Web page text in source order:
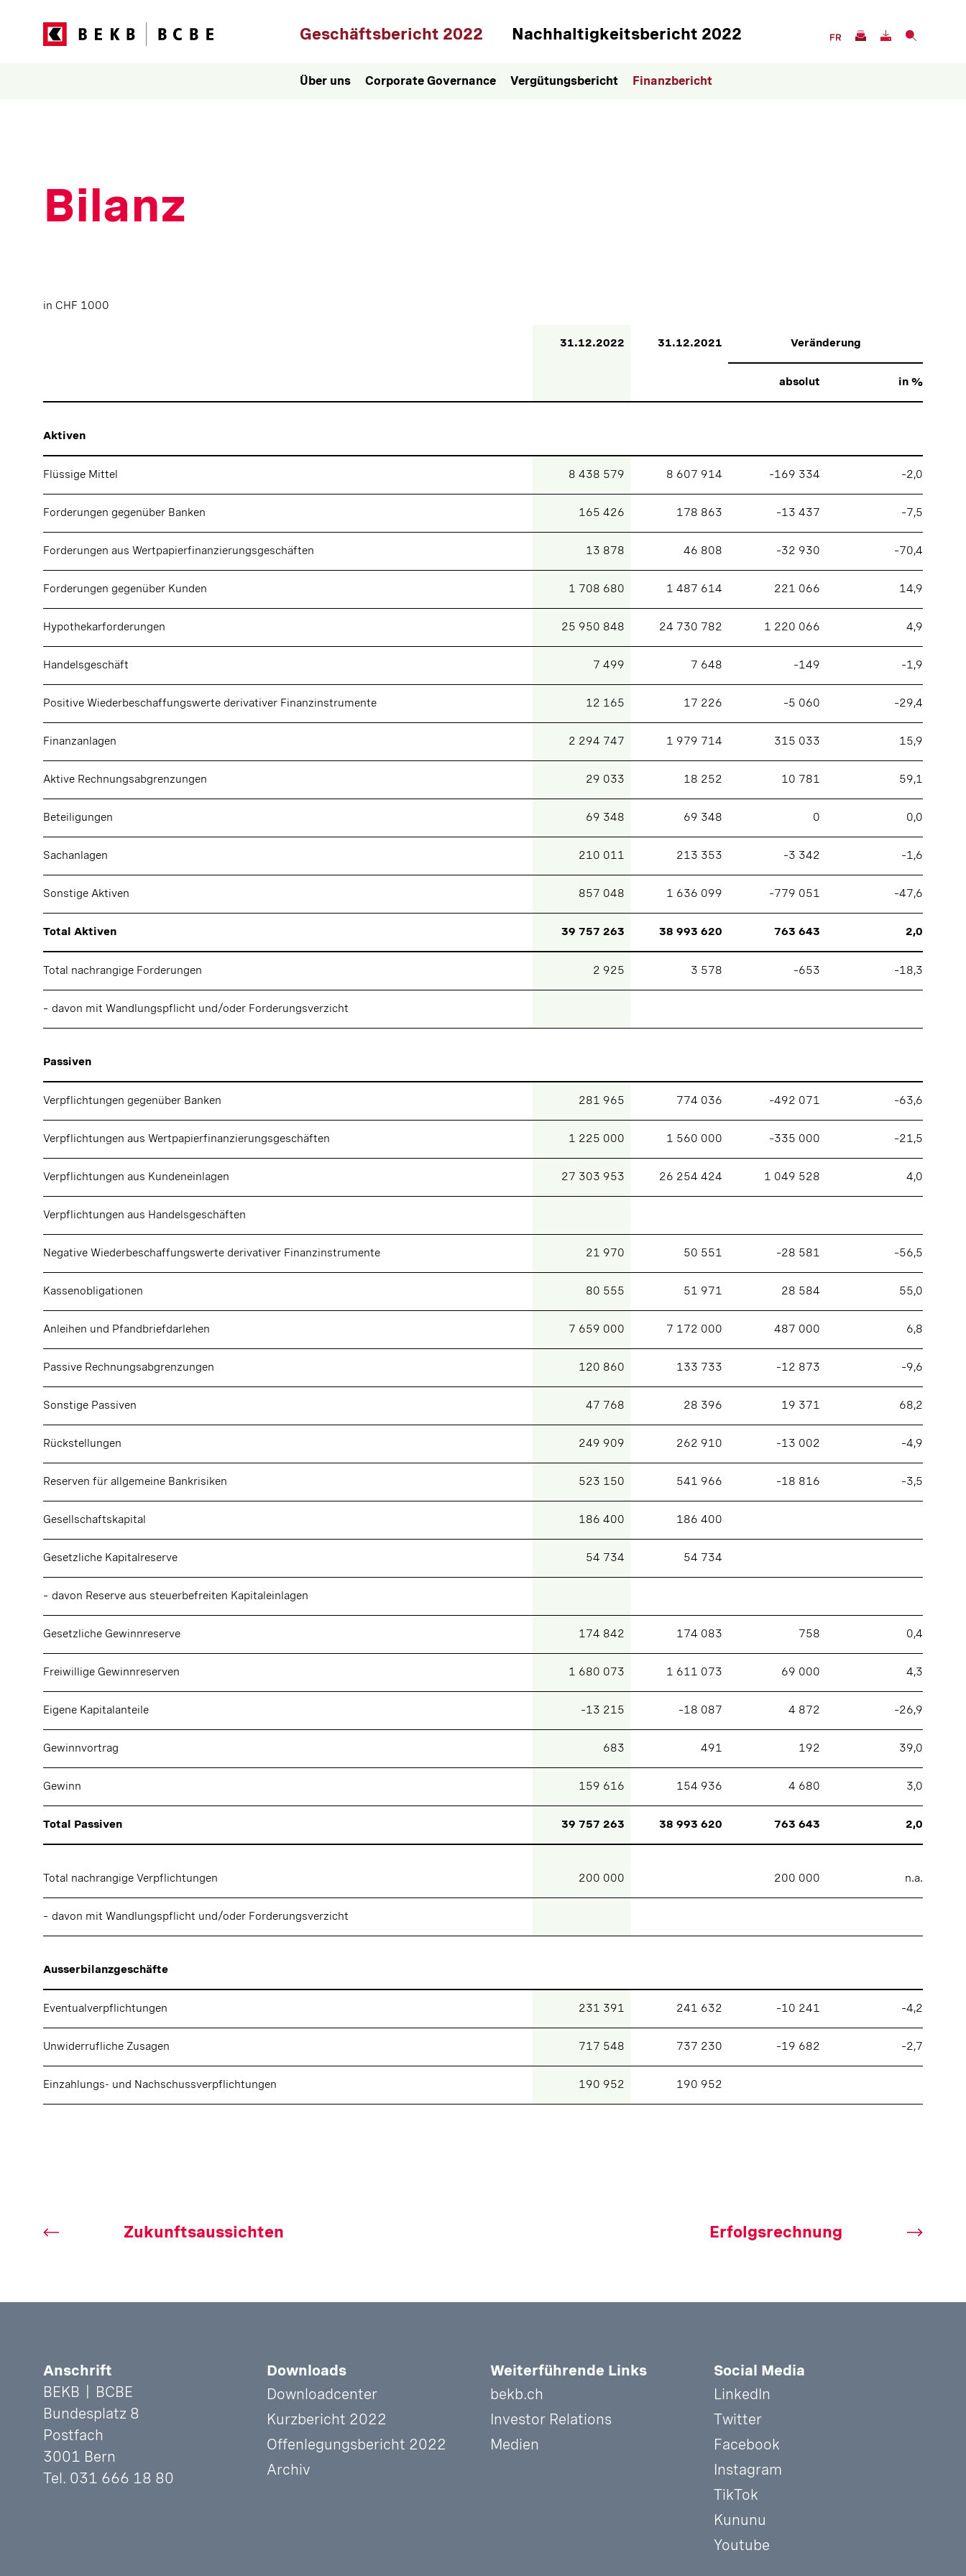
Hauptnavigation
Geschäftsbericht 2022
Über uns Corporate Governance Vergütungsbericht Finanzbericht
Nachhaltigkeitsbericht 2022 Servicenavigation
Bilanz
in CHF 1000
31.12.2022 31.12.2021 Veränderung
absolut in %
Aktiven
Flüssige Mittel 8 438 579 8 607 914 –169 334 –2,0
Forderungen gegenüber Banken 165 426 178 863 –13 437 –7,5
Forderungen aus Wertpapierfinanzierungsgeschäften 13 878 46 808 –32 930 –70,4
Forderungen gegenüber Kunden 1 708 680 1 487 614 221 066 14,9
Hypothekarforderungen 25 950 848 24 730 782 1 220 066 4,9
Handelsgeschäft 7 499 7 648 –149 –1,9
Positive Wiederbeschaffungswerte derivativer Finanzinstrumente 12 165 17 226 –5 060 –29,4
Finanzanlagen 2 294 747 1 979 714 315 033 15,9
Aktive Rechnungsabgrenzungen 29 033 18 252 10 781 59,1
Beteiligungen 69 348 69 348 0 0,0
Sachanlagen 210 011 213 353 –3 342 –1,6
Sonstige Aktiven 857 048 1 636 099 –779 051 –47,6
Total Aktiven 39 757 263 38 993 620 763 643 2,0
Total nachrangige Forderungen 2 925 3 578 –653 –18,3
– davon mit Wandlungspflicht und/oder Forderungsverzicht
Passiven
Verpflichtungen gegenüber Banken 281 965 774 036 –492 071 –63,6
Verpflichtungen aus Wertpapierfinanzierungsgeschäften 1 225 000 1 560 000 –335 000 –21,5
Verpflichtungen aus Kundeneinlagen 27 303 953 26 254 424 1 049 528 4,0
Verpflichtungen aus Handelsgeschäften
Negative Wiederbeschaffungswerte derivativer Finanzinstrumente 21 970 50 551 –28 581 –56,5
Kassenobligationen 80 555 51 971 28 584 55,0
Anleihen und Pfandbriefdarlehen 7 659 000 7 172 000 487 000 6,8
Passive Rechnungsabgrenzungen 120 860 133 733 –12 873 –9,6
Sonstige Passiven 47 768 28 396 19 371 68,2
Rückstellungen 249 909 262 910 –13 002 –4,9
Reserven für allgemeine Bankrisiken 523 150 541 966 –18 816 –3,5
Gesellschaftskapital 186 400 186 400
Gesetzliche Kapitalreserve 54 734 54 734
– davon Reserve aus steuerbefreiten Kapitaleinlagen
Gesetzliche Gewinnreserve 174 842 174 083 758 0,4
Freiwillige Gewinnreserven 1 680 073 1 611 073 69 000 4,3
Eigene Kapitalanteile –13 215 –18 087 4 872 –26,9
Gewinnvortrag 683 491 192 39,0
Gewinn 159 616 154 936 4 680 3,0
Total Passiven 39 757 263 38 993 620 763 643 2,0
Total nachrangige Verpflichtungen 200 000 200 000 n.a.
– davon mit Wandlungspflicht und/oder Forderungsverzicht
Ausserbilanzgeschäfte
Eventualverpflichtungen 231 391 241 632 –10 241 –4,2
Unwiderrufliche Zusagen 717 548 737 230 –19 682 –2,7
Einzahlungs- und Nachschussverpflichtungen 190 952 190 952
Zukunftsaussichten Erfolgsrechnung
Fusszeile
Anschrift
BEKB | BCBE
Bundesplatz 8
Postfach
3001 Bern
Tel. 031 666 18 80
Downloads
Downloadcenter
Kurzbericht 2022
Offenlegungsbericht 2022
Archiv
Weiterführende Links
bekb.ch
Investor Relations
Medien
Social Media
LinkedIn
Twitter
Facebook
Instagram
TikTok
Kununu
Youtube